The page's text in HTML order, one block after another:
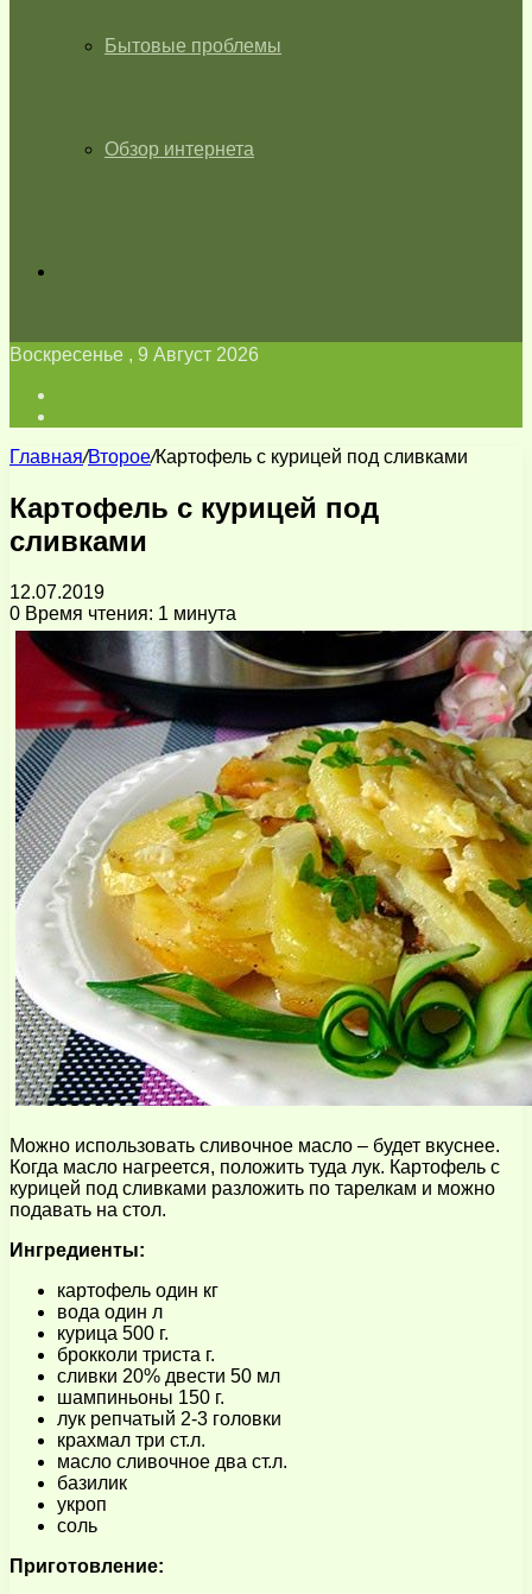
Бытовые проблемы
Обзор интернета
Воскресенье , 9 Август 2026
Главная/Второе/Картофель с курицей под сливками
Картофель с курицей под
сливками
12.07.2019
0 Время чтения: 1 минута
Можно использовать сливочное масло – будет вкуснее.
Когда масло нагреется, положить туда лук. Картофель с
курицей под сливками разложить по тарелкам и можно
подавать на стол.
Ингредиенты:
картофель один кг
вода один л
курица 500 г.
брокколи триста г.
сливки 20% двести 50 мл
шампиньоны 150 г.
лук репчатый 2-3 головки
крахмал три ст.л.
масло сливочное два ст.л.
базилик
укроп
соль
Приготовление: